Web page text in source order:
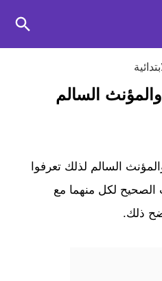
السالم
السالم لذلك تعرفوا
الصحيح لكل منهما مع
ذلك.